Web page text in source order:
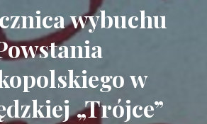
wybuchu
w
„Trójce”